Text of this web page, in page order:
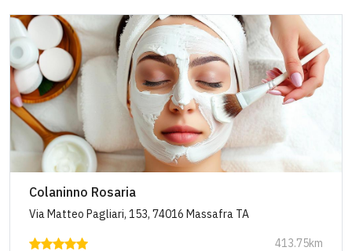
Colaninno Rosaria
Via Matteo Pagliari, 153, 74016 Massafra TA
413.75km